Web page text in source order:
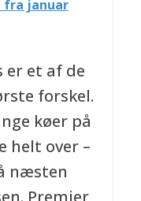
fra januar
er et af de
forskel.
køer på
helt over –
næsten
Premier